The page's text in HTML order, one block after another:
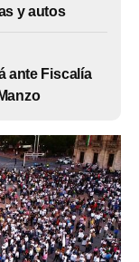
y autos
ante Fiscalía